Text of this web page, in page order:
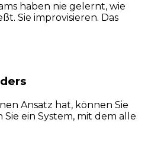
haben nie gelernt, wie
Sie improvisieren. Das
Ansatz hat, können Sie
ein System, mit dem alle